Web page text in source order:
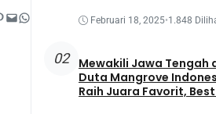
Mail WhatsApp Februari 18, 2025•1.848
02
Mewakili Jawa Tengah
Duta Mangrove
Raih Juara Favorit,